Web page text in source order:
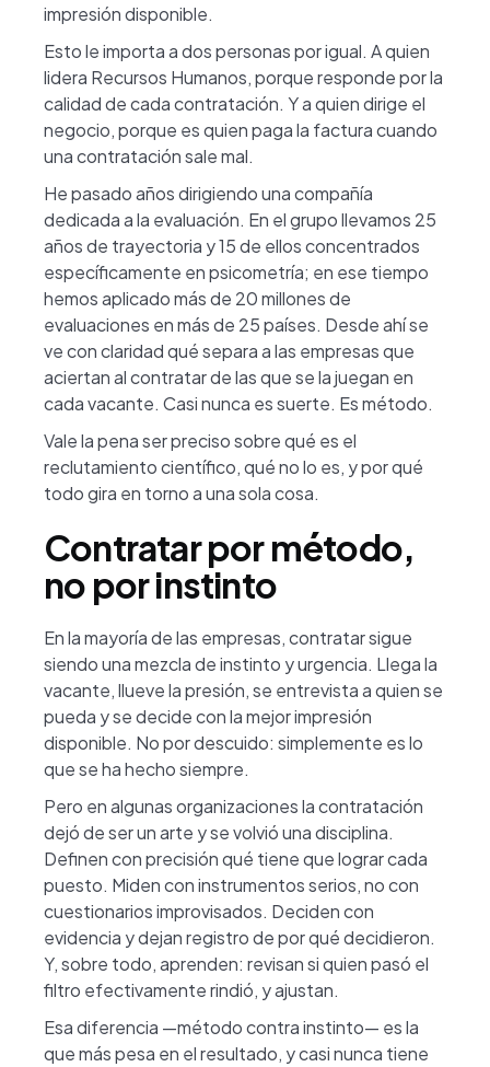
impresión disponible.
Esto le importa a dos personas por igual. A quien
lidera Recursos Humanos, porque responde por la
calidad de cada contratación. Y a quien dirige el
negocio, porque es quien paga la factura cuando
una contratación sale mal.
He pasado años dirigiendo una compañía
dedicada a la evaluación. En el grupo llevamos 25
años de trayectoria y 15 de ellos concentrados
específicamente en psicometría; en ese tiempo
hemos aplicado más de 20 millones de
evaluaciones en más de 25 países. Desde ahí se
ve con claridad qué separa a las empresas que
aciertan al contratar de las que se la juegan en
cada vacante. Casi nunca es suerte. Es método.
Vale la pena ser preciso sobre qué es el
reclutamiento científico, qué no lo es, y por qué
todo gira en torno a una sola cosa.
Contratar por método,
no por instinto
En la mayoría de las empresas, contratar sigue
siendo una mezcla de instinto y urgencia. Llega la
vacante, llueve la presión, se entrevista a quien se
pueda y se decide con la mejor impresión
disponible. No por descuido: simplemente es lo
que se ha hecho siempre.
Pero en algunas organizaciones la contratación
dejó de ser un arte y se volvió una disciplina.
Definen con precisión qué tiene que lograr cada
puesto. Miden con instrumentos serios, no con
cuestionarios improvisados. Deciden con
evidencia y dejan registro de por qué decidieron.
Y, sobre todo, aprenden: revisan si quien pasó el
filtro efectivamente rindió, y ajustan.
Esa diferencia —método contra instinto— es la
que más pesa en el resultado, y casi nunca tiene